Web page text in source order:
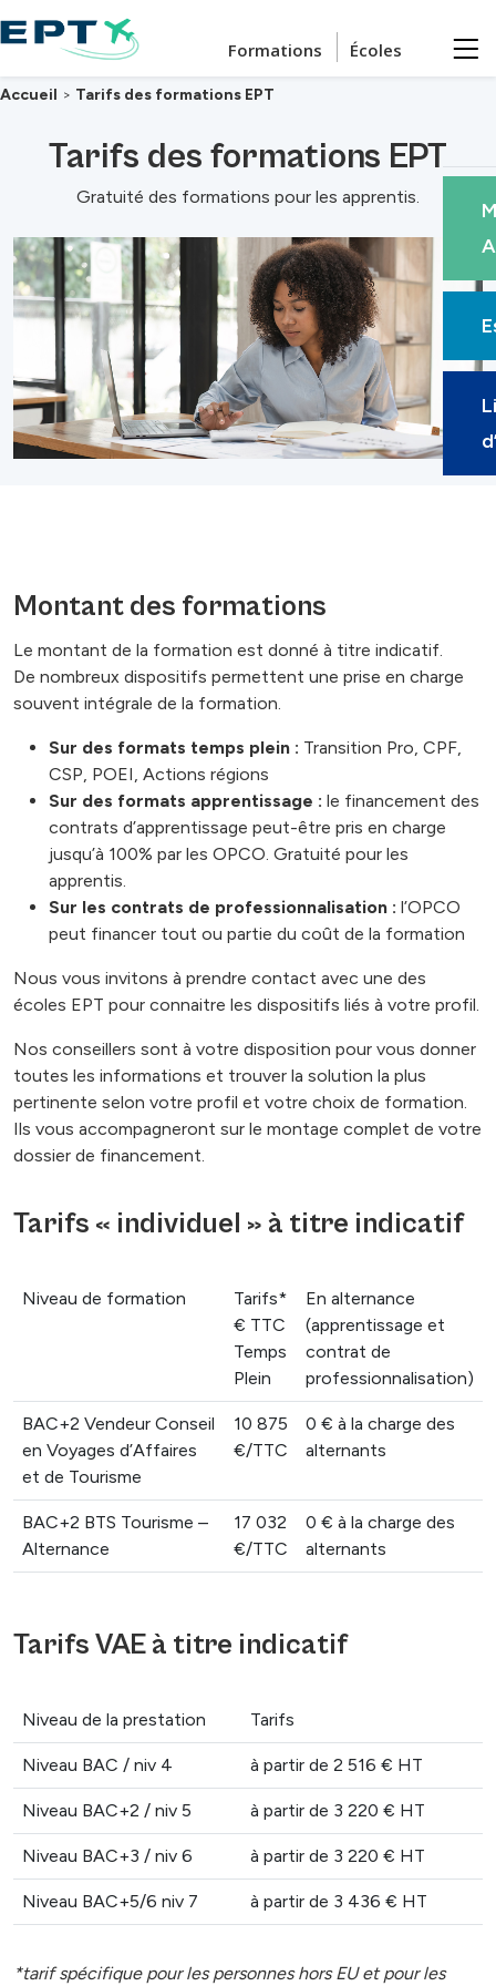
Formations Écoles
Accueil > Tarifs des formations EPT
Tarifs des formations EPT
Gratuité des formations pour les apprentis.
Montant des formations
Le montant de la formation est donné à titre indicatif.
De nombreux dispositifs permettent une prise en charge
souvent intégrale de la formation.
Sur des formats temps plein : Transition Pro, CPF,
CSP, POEI, Actions régions
Sur des formats apprentissage : le financement des
contrats d’apprentissage peut-être pris en charge
jusqu’à 100% par les OPCO. Gratuité pour les
apprentis.
Sur les contrats de professionnalisation : l’OPCO
peut financer tout ou partie du coût de la formation
Nous vous invitons à prendre contact avec une des
écoles EPT pour connaitre les dispositifs liés à votre profil.
Nos conseillers sont à votre disposition pour vous donner
toutes les informations et trouver la solution la plus
pertinente selon votre profil et votre choix de formation.
Ils vous accompagneront sur le montage complet de votre
dossier de financement.
Tarifs « individuel » à titre indicatif
Niveau de formation
Tarifs*
€ TTC
Temps
Plein
En alternance
(apprentissage et
contrat de
professionnalisation)
BAC+2 Vendeur Conseil
en Voyages d’Affaires
et de Tourisme
10 875
€/TTC
0 € à la charge des
alternants
BAC+2 BTS Tourisme –
Alternance
17 032
€/TTC
0 € à la charge des
alternants
Tarifs VAE à titre indicatif
Niveau de la prestation Tarifs
Niveau BAC / niv 4 à partir de 2 516 € HT
Niveau BAC+2 / niv 5 à partir de 3 220 € HT
Niveau BAC+3 / niv 6 à partir de 3 220 € HT
Niveau BAC+5/6 niv 7 à partir de 3 436 € HT
*tarif spécifique pour les personnes hors EU et pour les